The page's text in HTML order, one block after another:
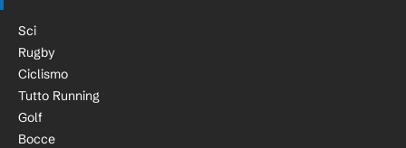
Sci
Rugby
Ciclismo
Tutto Running
Golf
Bocce